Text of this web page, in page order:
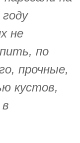
не
по
прочные,
кустов,